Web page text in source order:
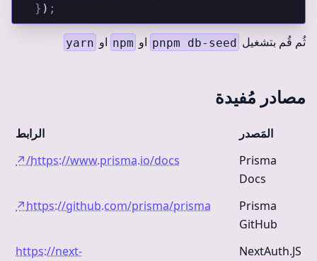
  }
) ;
ثُم قُم بتشغيل pnpm db-seed او npm او yarn
مصادر مُفيدة
المَصدر
الرابط
Prisma
Docs
https://www.prisma.io/docs/
↗
Prisma
GitHub
https://github.com/prisma/prisma
↗
NextAuth.JS
https://next-